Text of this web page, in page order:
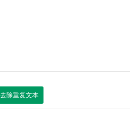
去除重复文本